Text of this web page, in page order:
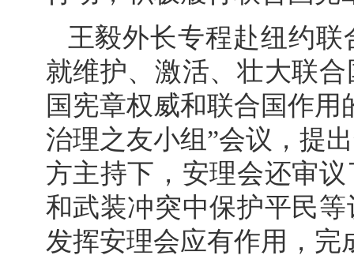
王毅外长专程赴纽约
就维护、激活、壮大联
国宪章权威和联合国作
治理之友小组”会议，提
方主持下，安理会还审
和武装冲突中保护平民
发挥安理会应有作用，完